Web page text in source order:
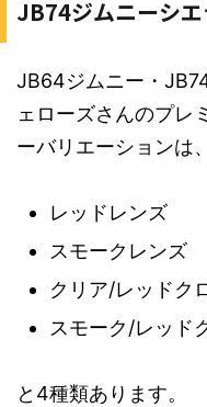
JB74ジムニーシ
JB64ジムニー・
ェローズさんのプレ
ーバリエーションは、
レッドレンズ
スモークレンズ
クリア/レッドク
スモーク/レッド
と4種類あります。